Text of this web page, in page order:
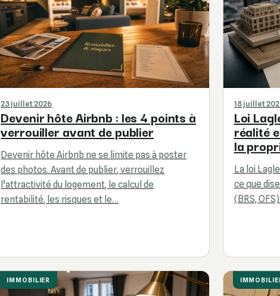
Devenir hôte Airbnb : les 4 points à
verrouiller avant de publier
23 juillet 2026
Devenir hôte Airbnb ne se limite pas à poster
des photos. Avant de publier, verrouillez
l’attractivité du logement, le calcul de
rentabilité, les risques et le…
Loi
réalité
la
18 juillet
La loi
ce que
(BRS,
IMMOBILIER